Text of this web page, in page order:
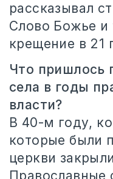
рассказывал
Слово Божье и
крещение в 21
Что пришлось
села в годы
власти?
В 40-м году,
которые были
церкви
Православные